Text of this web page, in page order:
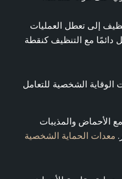
إلى تعطل العمليات
دائمًا مع التنظيف كنقطة
الوقاية الشخصية للتعامل
مع الأحماض والمذيبات
معدات الحماية الشخصية